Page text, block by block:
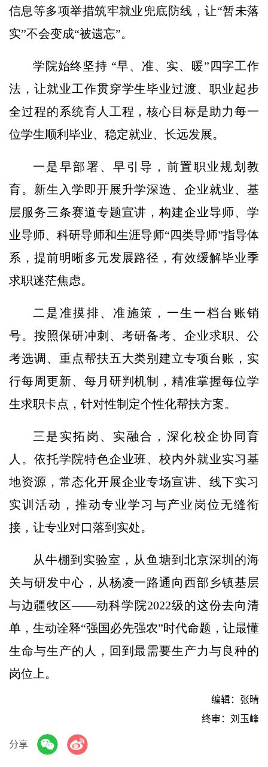
信息等多项举措筑牢就业兜底防线，让“暂未落
实”不会变成“被遗忘”。
学院始终坚持 “早、准、实、暖”四字工作
法，让就业工作贯穿学生毕业过渡、职业起步
全过程的系统育人工程，核心目标是助力每一
位学生顺利毕业、稳定就业、长远发展。
一是早部署、早引导，前置职业规划教
育。新生入学即开展升学深造、企业就业、基
层服务三条赛道专题宣讲，构建企业导师、学
业导师、科研导师和生涯导师“四类导师”指导体
系，提前明晰多元发展路径，有效缓解毕业季
求职迷茫焦虑。
二是准摸排、准施策，一生一档台账销
号。按照保研冲刺、考研备考、企业求职、公
考选调、重点帮扶五大类别建立专项台账，实
行每周更新、每月研判机制，精准掌握每位学
生求职卡点，针对性制定个性化帮扶方案。
三是实拓岗、实融合，深化校企协同育
人。依托学院特色企业班、校内外就业实习基
地资源，常态化开展企业专场宣讲、线下实习
实训活动，推动专业学习与产业岗位无缝衔
接，让专业对口落到实处。
从牛棚到实验室，从鱼塘到北京深圳的海
关与研发中心，从杨凌一路通向西部乡镇基层
与边疆牧区——动科学院2022级的这份去向清
单，生动诠释“强国必先强农”时代命题，让最懂
生命与生产的人，回到最需要生产力与良种的
岗位上。
编辑：张晴
终审：刘玉峰
分享